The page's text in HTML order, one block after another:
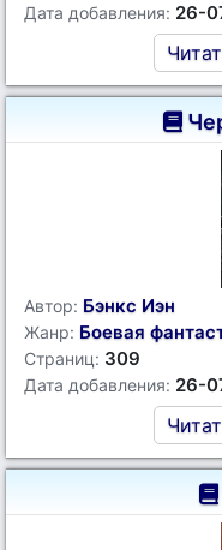
Дата добавления: 26-
Автор: Бэнкс Иэн
Жанр: Боевая
Страниц: 309
Дата добавления: 26-